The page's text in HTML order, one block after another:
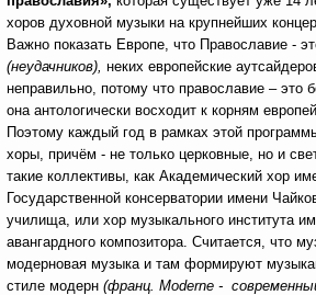
хоров духовной музыки на крупнейших
Важно показать Европе, что Православие -
(неудачников), неких европейские
неправильно, потому что православие – это
она антологически восходит к корням
Поэтому каждый год в рамках этой
хоры, причём - не только церковные, но и
такие коллективы, как Академический хор
Государственной консерватории имени
училища, или хор музыкального института
авангардного композитора. Считается, что
модерновая музыка и там формируют
стиле модерн (франц. Moderne -